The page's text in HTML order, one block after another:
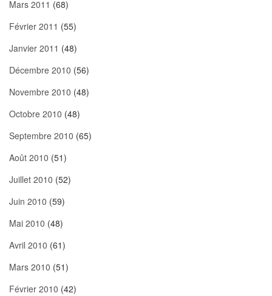
Mars 2011 (68)
Février 2011 (55)
Janvier 2011 (48)
Décembre 2010 (56)
Novembre 2010 (48)
Octobre 2010 (48)
Septembre 2010 (65)
Août 2010 (51)
Juillet 2010 (52)
Juin 2010 (59)
Mai 2010 (48)
Avril 2010 (61)
Mars 2010 (51)
Février 2010 (42)